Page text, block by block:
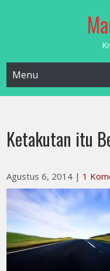
Menu
Ketakutan itu
Agustus 6, 2014 | 1